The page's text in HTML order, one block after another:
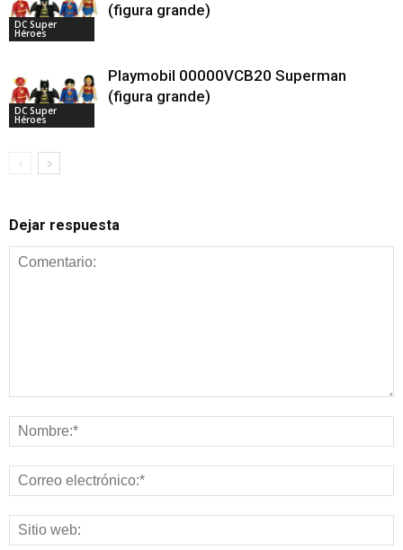
DC Super
Héroes
(figura grande)
DC Super
Héroes
Playmobil 00000VCB20 Superman
(figura grande)
Dejar respuesta